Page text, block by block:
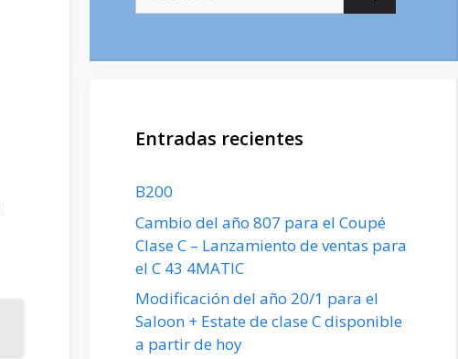
Entradas recientes
B200
Cambio del año 807 para el Coupé
Clase C – Lanzamiento de ventas para
el C 43 4MATIC
Modificación del año 20/1 para el
Saloon + Estate de clase C disponible
a partir de hoy